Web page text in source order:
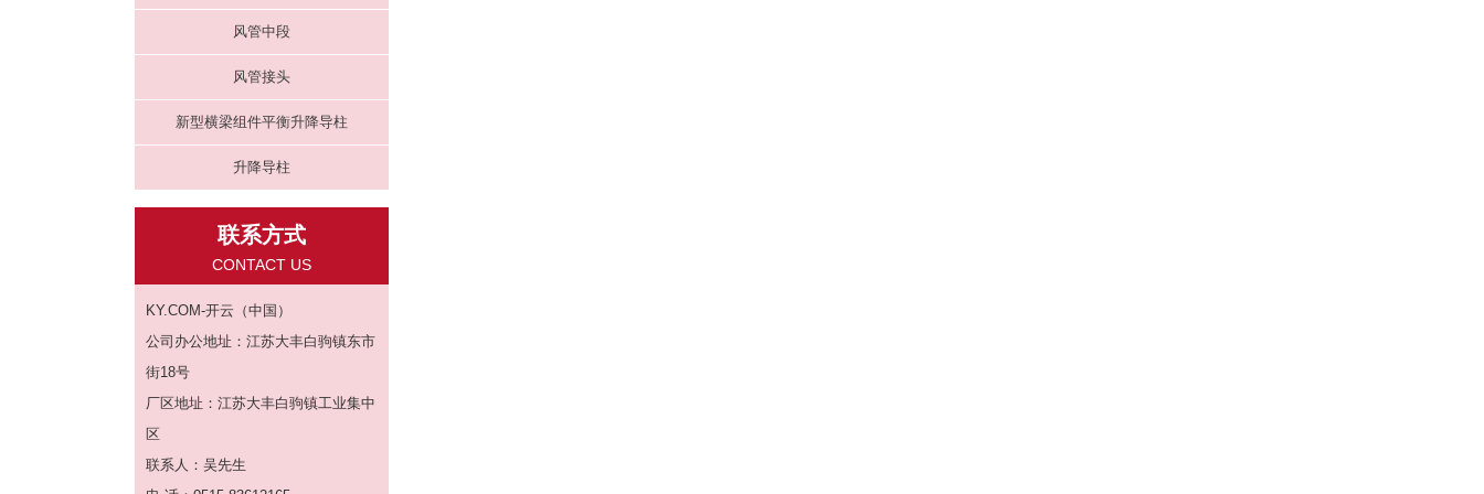
风管中段
风管接头
新型横梁组件平衡升降导柱
升降导柱
联系方式
CONTACT US
KY.COM-开云（中国）
公司办公地址：江苏大丰白驹镇东市
街18号
厂区地址：江苏大丰白驹镇工业集中
区
联系人：吴先生